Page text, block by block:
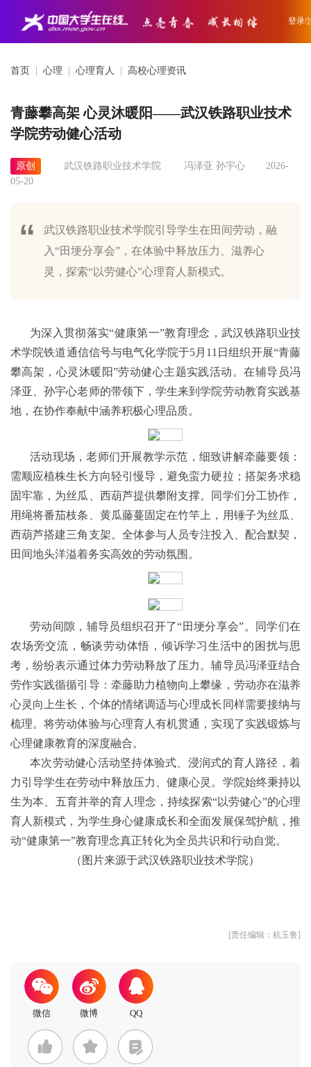
登录/
首页 心理 心理育人 高校心理资讯
青藤攀高架 心灵沐暖阳——武汉铁路职业技术
学院劳动健心活动
原创 武汉铁路职业技术学院 冯泽亚 孙宇心
2026-
05-20
武汉铁路职业技术学院引导学生在田间劳动，融
入“田埂分享会”，在体验中释放压力、滋养心
灵，探索“以劳健心”心理育人新模式。
为深入贯彻落实“健康第一”教育理念，武汉铁路职业技
术学院铁道通信信号与电气化学院于5月11日组织开展“青藤
攀高架，心灵沐暖阳”劳动健心主题实践活动。在辅导员冯
泽亚、孙宇心老师的带领下，学生来到学院劳动教育实践基
地，在协作奉献中涵养积极心理品质。
活动现场，老师们开展教学示范，细致讲解牵藤要领：
需顺应植株生长方向轻引慢导，避免蛮力硬拉；搭架务求稳
固牢靠，为丝瓜、西葫芦提供攀附支撑。同学们分工协作，
用绳将番茄枝条、黄瓜藤蔓固定在竹竿上，用锤子为丝瓜、
西葫芦搭建三角支架。全体参与人员专注投入、配合默契，
田间地头洋溢着务实高效的劳动氛围。
劳动间隙，辅导员组织召开了“田埂分享会”。同学们在
农场旁交流，畅谈劳动体悟，倾诉学习生活中的困扰与思
考，纷纷表示通过体力劳动释放了压力 。辅导员冯泽亚结合
劳作实践循循引导：牵藤助力植物向上攀缘，劳动亦在滋养
心灵向上生长，个体的情绪调适与心理成长同样需要接纳与
梳理。将劳动体验与心理育人有机贯通，实现了实践锻炼与
心理健康教育的深度融合。
本次劳动健心活动坚持体验式、浸润式的育人路径，着
力引导学生在劳动中释放压力、健康心灵。学院始终秉持以
生为本、五育并举的育人理念，持续探索“以劳健心”的心理
育人新模式，为学生身心健康成长和全面发展保驾护航，推
动“健康第一”教育理念真正转化为全员共识和行动自觉。
（图片来源于武汉铁路职业技术学院）
[责任编辑：杭玉鲁]